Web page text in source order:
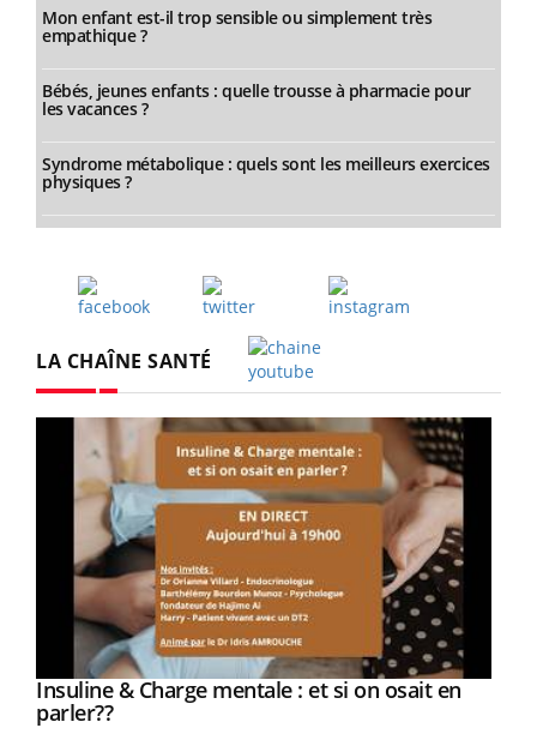
Mon enfant est-il trop sensible ou simplement très
empathique ?
Bébés, jeunes enfants : quelle trousse à pharmacie pour
les vacances ?
Syndrome métabolique : quels sont les meilleurs exercices
physiques ?
LA CHAÎNE SANTÉ
Youtube
Insuline & Charge mentale : et si on osait en
parler??Youtube